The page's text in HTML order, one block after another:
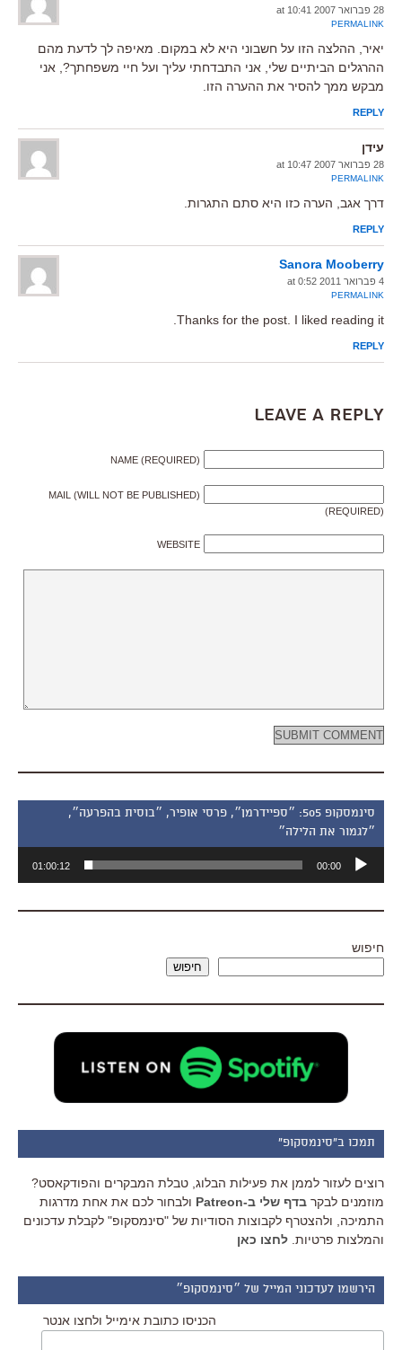
28 פברואר 2007 at 10:41
PERMALINK
יאיר, ההלצה הזו על חשבוני היא לא במקום. מאיפה לך לדעת מהם
ההרגלים הביתיים שלי, אני התבדחתי עליך ועל חיי משפחתך?, אני
מבקש ממך להסיר את ההערה הזו.
REPLY
עידן
28 פברואר 2007 at 10:47
PERMALINK
דרך אגב, הערה כזו היא סתם התגרות.
REPLY
Sanora Mooberry
4 פברואר 2011 at 0:52
PERMALINK
Thanks for the post. I liked reading it.
REPLY
Leave a Reply
NAME (REQUIRED)
MAIL (WILL NOT BE PUBLISHED)
(REQUIRED)
WEBSITE
סינמסקופ 505: ״ספיידרמן״, פרסי אופיר, ״בוסית בהפרעה״,
״לגמור את הלילה״
אודיו
00:00
01:00:12
חיפוש
חיפוש
תמכו ב"סינמסקופ"
רוצים לעזור לממן את פעילות הבלוג, טבלת המבקרים והפודקאסט?
מוזמנים לבקר בדף שלי ב-Patreon
ולבחור לכם את אחת מדרגות
התמיכה, ולהצטרף לקבוצות הסודיות של "סינמסקופ" לקבלת עדכונים
והמלצות פרטיות. לחצו כאן
הירשמו לעדכוני המייל של ״סינמסקופ״
הכניסו כתובת אימייל ולחצו אנטר